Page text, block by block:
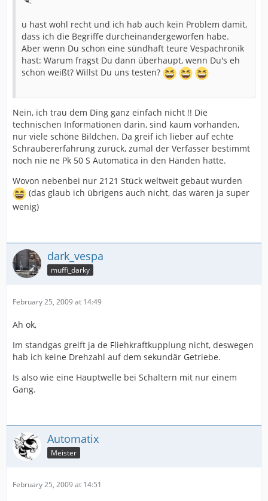
u hast wohl recht und ich hab auch kein Problem damit,
dass ich die Begriffe durcheinandergeworfen habe.
Aber wenn Du schon eine sündhaft teure Vespachronik
hast: Warum fragst Du dann überhaupt, wenn Du's eh
schon weißt? Willst Du uns testen?
Nein, ich trau dem Ding ganz einfach nicht !! Die
technischen Informationen darin, sind kaum vorhanden,
nur viele schöne Bildchen. Da greif ich lieber auf echte
Schraubererfahrung zurück, zumal der Verfasser bestimmt
noch nie ne Pk 50 S Automatica in den Händen hatte.
Wovon nebenbei nur 2121 Stück weltweit gebaut wurden
(das glaub ich übrigens auch nicht, das wären ja super
wenig)
dark_vespa
muffi_darky
February 25, 2009 at 14:49
Ah ok,
Im standgas greift ja de Fliehkraftkupplung nicht, deswegen
hab ich keine Drehzahl auf dem sekundär Getriebe.
Is also wie eine Hauptwelle bei Schaltern mit nur einem
Gang.
Automatix
Meister
February 25, 2009 at 14:51